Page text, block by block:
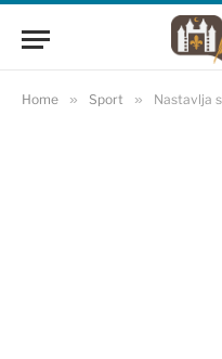
Home » Sport » Nastavlja se